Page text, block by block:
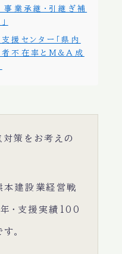
業承継・引継ぎ補
援センター「県内
者不在率とM&A成
対策をお考えの
建設業経営戦
・支援実績100
。